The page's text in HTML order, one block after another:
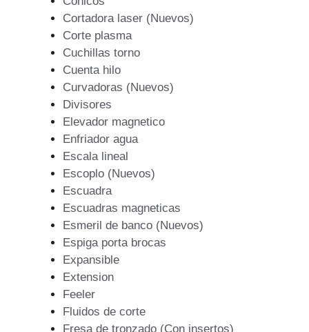
Cortadora laser (Nuevos)
Corte plasma
Cuchillas torno
Cuenta hilo
Curvadoras (Nuevos)
Divisores
Elevador magnetico
Enfriador agua
Escala lineal
Escoplo (Nuevos)
Escuadra
Escuadras magneticas
Esmeril de banco (Nuevos)
Espiga porta brocas
Expansible
Extension
Feeler
Fluidos de corte
Fresa de tronzado (Con insertos)